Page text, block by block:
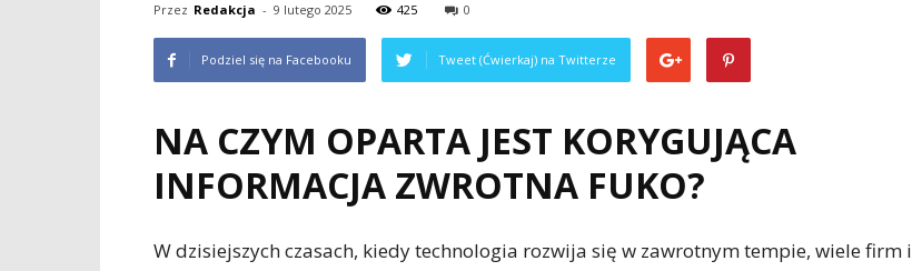
Przez Redakcja - 9 lutego 2025 425 0
Podziel się na Facebooku Tweet (Ćwierkaj) na Twitterze
NA CZYM OPARTA JEST KORYGUJĄCA
INFORMACJA ZWROTNA FUKO?
W dzisiejszych czasach, kiedy technologia rozwija się w zawrotnym tempie, wiele firm i